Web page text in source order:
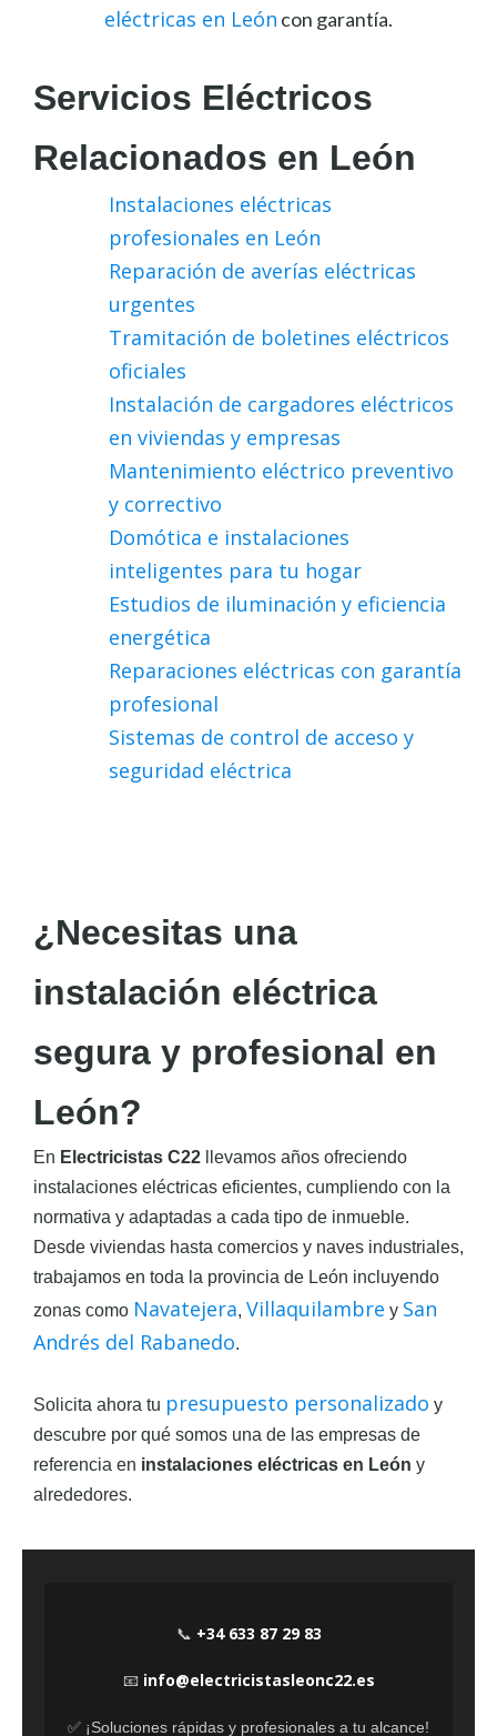
eléctricas en León con garantía.
Servicios Eléctricos
Relacionados en León
Instalaciones eléctricas
profesionales en León
Reparación de averías eléctricas
urgentes
Tramitación de boletines eléctricos
oficiales
Instalación de cargadores eléctricos
en viviendas y empresas
Mantenimiento eléctrico preventivo
y correctivo
Domótica e instalaciones
inteligentes para tu hogar
Estudios de iluminación y eficiencia
energética
Reparaciones eléctricas con garantía
profesional
Sistemas de control de acceso y
seguridad eléctrica
¿Necesitas una
instalación eléctrica
segura y profesional en
León?
En Electricistas C22 llevamos años ofreciendo
instalaciones eléctricas eficientes, cumpliendo con la
normativa y adaptadas a cada tipo de inmueble.
Desde viviendas hasta comercios y naves industriales,
trabajamos en toda la provincia de León incluyendo
zonas como Navatejera, Villaquilambre y San
Andrés del Rabanedo.
Solicita ahora tu presupuesto personalizado y
descubre por qué somos una de las empresas de
referencia en instalaciones eléctricas en León y
alrededores.
📞 +34 633 87 29 83
📧 info@electricistasleonc22.es
✅ ¡Soluciones rápidas y profesionales a tu alcance!